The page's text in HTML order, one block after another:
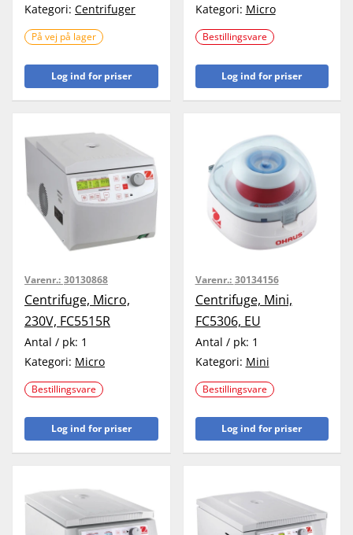
Kategori: Centrifuger
På vej på lager
Log ind for priser
Kategori: Micro
Bestillingsvare
Log ind for priser
Varenr.: 30130868
Centrifuge, Micro,
230V, FC5515R
Antal / pk: 1
Kategori: Micro
Bestillingsvare
Log ind for priser
Varenr.: 30134156
Centrifuge, Mini,
FC5306, EU
Antal / pk: 1
Kategori: Mini
Bestillingsvare
Log ind for priser